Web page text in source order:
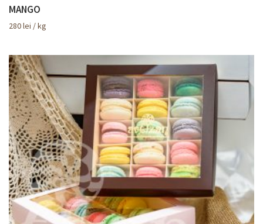
MANGO
280lei / kg